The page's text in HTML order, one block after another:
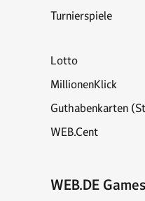
Turnierspiele
Lotto
MillionenKlick
Guthabenkarten
WEB.Cent
WEB.DE